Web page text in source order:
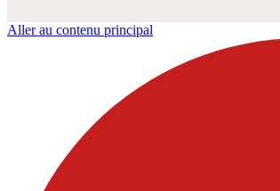
Aller au contenu principal